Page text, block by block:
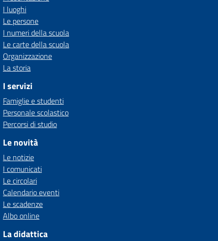
I luoghi
Le persone
I numeri della scuola
Le carte della scuola
Organizzazione
La storia
I servizi
Famiglie e studenti
Personale scolastico
Percorsi di studio
Le novità
Le notizie
I comunicati
Le circolari
Calendario eventi
Le scadenze
Albo online
La didattica